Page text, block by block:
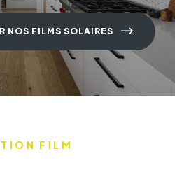
NOS FILMS SOLAIRES
FILM